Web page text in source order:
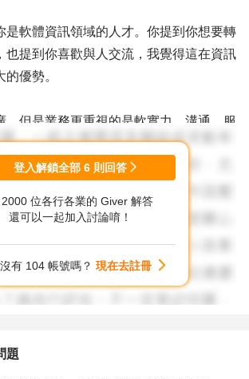
是軟體資訊領域的人才。你提到你想要轉
也提到你喜歡與人交流，我覺得這在資訊
優勢。
，但是業務更重視的是軟實力，溝通、服
促成交易...等，你有專業的背景，又想轉
信會有很多公司會考慮和你面談看看，只
戶經理、業務代表、技術顧問。有專業背
取到更顧問式銷售導向的專業B2B業務工
情新領地！
登入解鎖全部 6 則回答
位各行各業的 Giver 解答
還可以一起加入討論唷！
有 104 帳號嗎？ 現在去註冊
題